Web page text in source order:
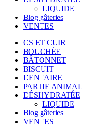
LIQUIDE
Blog gâteries
VENTES
OS ET CUIR
BOUCHÉE
BÂTONNET
BISCUIT
DENTAIRE
PARTIE ANIMAL
DÉSHYDRATÉE
LIQUIDE
Blog gâteries
VENTES